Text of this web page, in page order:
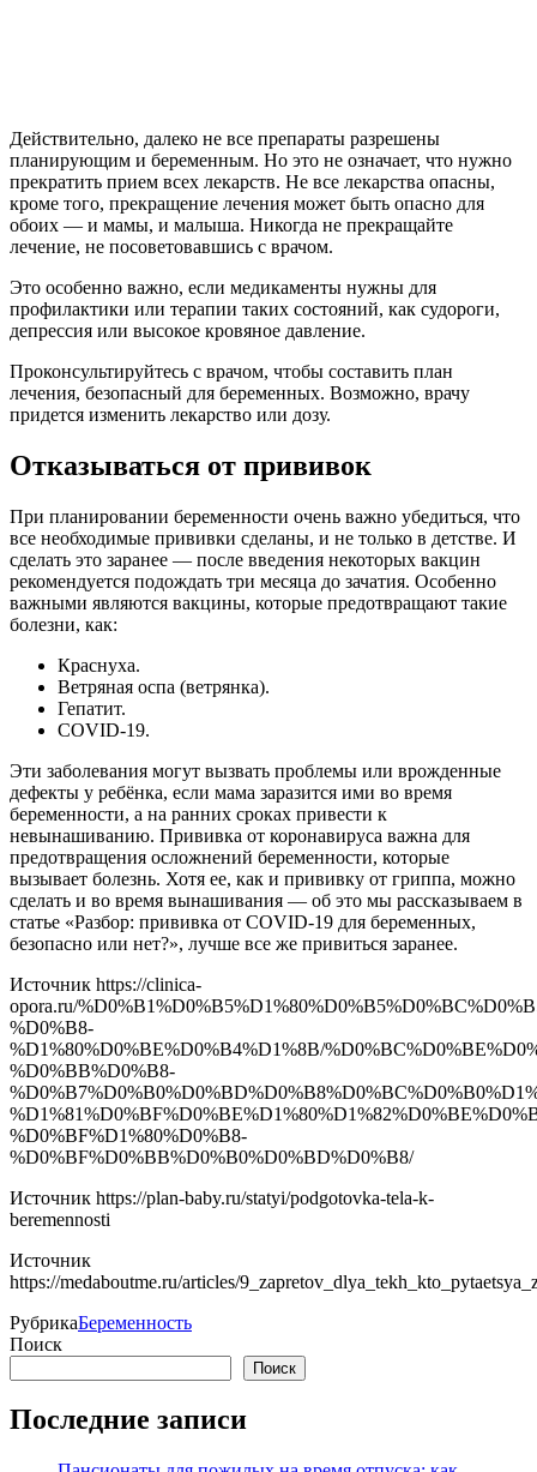
Действительно, далеко не все препараты разрешены
планирующим и беременным. Но это не означает, что нужно
прекратить прием всех лекарств. Не все лекарства опасны,
кроме того, прекращение лечения может быть опасно для
обоих — и мамы, и малыша. Никогда не прекращайте
лечение, не посоветовавшись с врачом.
Это особенно важно, если медикаменты нужны для
профилактики или терапии таких состояний, как судороги,
депрессия или высокое кровяное давление.
Проконсультируйтесь с врачом, чтобы составить план
лечения, безопасный для беременных. Возможно, врачу
придется изменить лекарство или дозу.
Отказываться от прививок
При планировании беременности очень важно убедиться, что
все необходимые прививки сделаны, и не только в детстве. И
сделать это заранее — после введения некоторых вакцин
рекомендуется подождать три месяца до зачатия. Особенно
важными являются вакцины, которые предотвращают такие
болезни, как:
Краснуха.
Ветряная оспа (ветрянка).
Гепатит.
COVID-19.
Эти заболевания могут вызвать проблемы или врожденные
дефекты у ребёнка, если мама заразится ими во время
беременности, а на ранних сроках привести к
невынашиванию. Прививка от коронавируса важна для
предотвращения осложнений беременности, которые
вызывает болезнь. Хотя ее, как и прививку от гриппа, можно
сделать и во время вынашивания — об это мы рассказываем в
статье «Разбор: прививка от COVID-19 для беременных,
безопасно или нет?», лучше все же привиться заранее.
Источник https://clinica-
opora.ru/
%D0%B8-
%D1%80%D0%BE%D0%B4%D1%8B/
%D0%BB%D0%B8-
%D0%BF%D1%80%D0%B8-
%D0%BF%D0%BB%D0%B0%D0%BD%D0%B8/
Источник https://plan-baby.ru/statyi/podgotovka-tela-k-
beremennosti
Источник
https://medaboutme.ru/articles/
РубрикаБеременность
Поиск
Поиск
Последние записи